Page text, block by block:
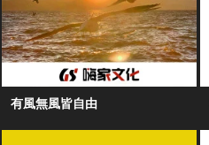
有風無風皆自由